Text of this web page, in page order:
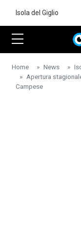
Isola del Giglio
Home News
Apertura
Campese